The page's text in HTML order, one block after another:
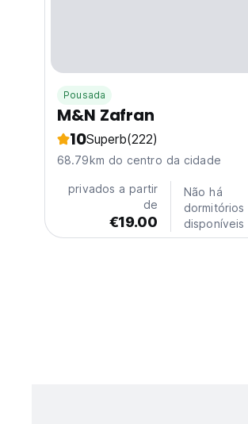
Pousada
M&N Zafran
10Superb(222)
68.79km do centro da cidade
privados a partir
de
€19.00
Não há
dormitórios
disponíveis